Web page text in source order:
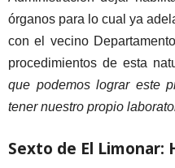
órganos para lo cual ya
con el vecino
procedimientos de esta
que podemos lograr este
tener nuestro propio
Sexto de El Limonar: